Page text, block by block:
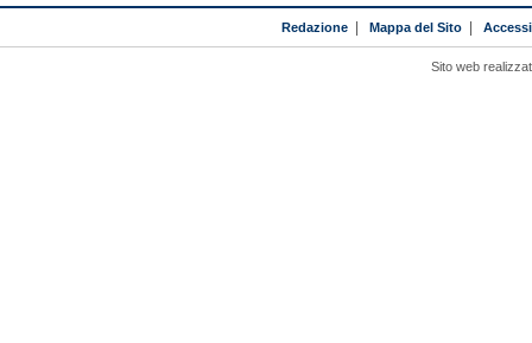
Redazione| Mappa del Sito|
Sito web